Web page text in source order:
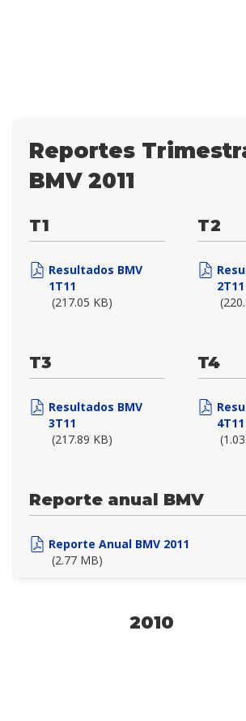
Reportes
BMV 2011
T1
Resultados BMV
1T11
(217.05 KB)
T2
2T11
T3
Resultados BMV
3T11
(217.89 KB)
T4
4T11
Reporte anual BMV
Reporte Anual BMV 2011
(2.77 MB)
2010